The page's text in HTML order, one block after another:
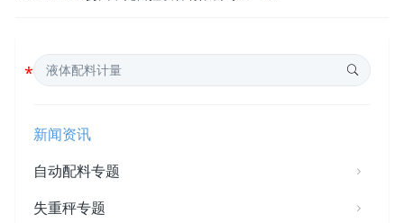
新闻资讯
自动配料专题
失重秤专题